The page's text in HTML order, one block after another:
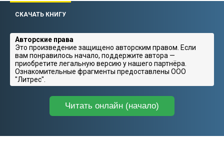
СКАЧАТЬ КНИГУ
Авторские права
Это произведение защищено авторским правом. Если
вам понравилось начало, поддержите автора —
приобретите легальную версию у нашего партнёра.
Ознакомительные фрагменты предоставлены ООО
"Литрес".
Читать онлайн (начало)